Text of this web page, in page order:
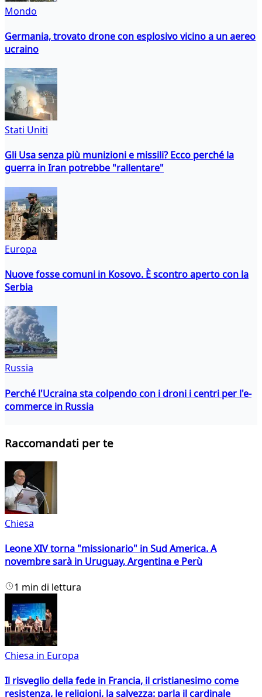
Mondo
Germania, trovato drone con esplosivo vicino a un aereo
ucraino
Stati Uniti
Gli Usa senza più munizioni e missili? Ecco perché la
guerra in Iran potrebbe "rallentare"
Europa
Nuove fosse comuni in Kosovo. È scontro aperto con la
Serbia
Russia
Perché l'Ucraina sta colpendo con i droni i centri per l'e-
commerce in Russia
Raccomandati per te
Chiesa
Leone XIV torna "missionario" in Sud America. A
novembre sarà in Uruguay, Argentina e Perù
1 min di lettura
Chiesa in Europa
Il risveglio della fede in Francia, il cristianesimo come
resistenza, le religioni, la salvezza: parla il cardinale